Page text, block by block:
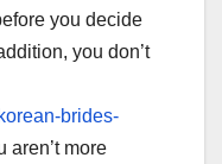
you decide
you don’t
brides-
aren’t more